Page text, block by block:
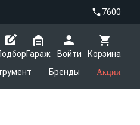
7600
Корзина
Гараж
Войти
Бренды Акции